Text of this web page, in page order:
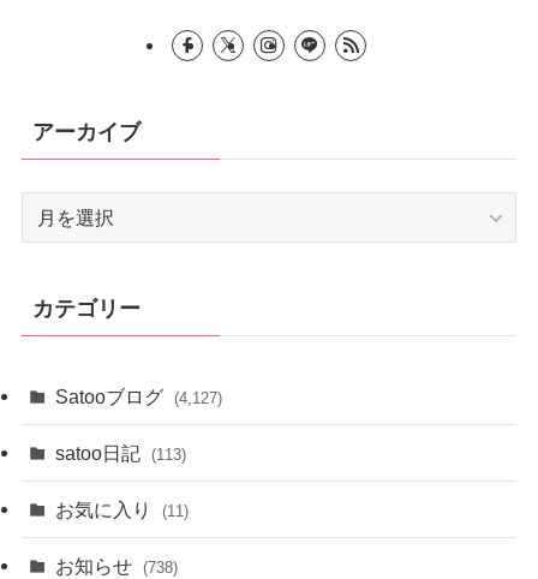
アーカイブ
ブ
カテゴリー
Satooブログ (4,127)
satoo日記 (113)
お気に入り (11)
お知らせ (738)